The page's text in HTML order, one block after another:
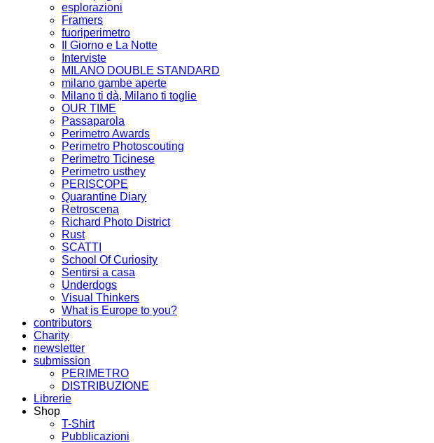
esplorazioni
Framers
fuoriperimetro
Il Giorno e La Notte
Interviste
MILANO DOUBLE STANDARD
milano gambe aperte
Milano ti dà, Milano ti toglie
OUR TIME
Passaparola
Perimetro Awards
Perimetro Photoscouting
Perimetro Ticinese
Perimetro usthey
PERISCOPE
Quarantine Diary
Retroscena
Richard Photo District
Rust
SCATTI
School Of Curiosity
Sentirsi a casa
Underdogs
Visual Thinkers
What is Europe to you?
contributors
Charity
newsletter
submission
PERIMETRO
DISTRIBUZIONE
Librerie
Shop
T-Shirt
Pubblicazioni